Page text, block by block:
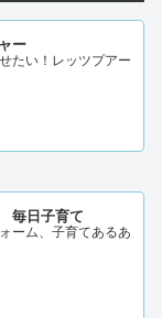
ー
たい！レッツプアー
毎日子育て
ーム、子育てあるあ